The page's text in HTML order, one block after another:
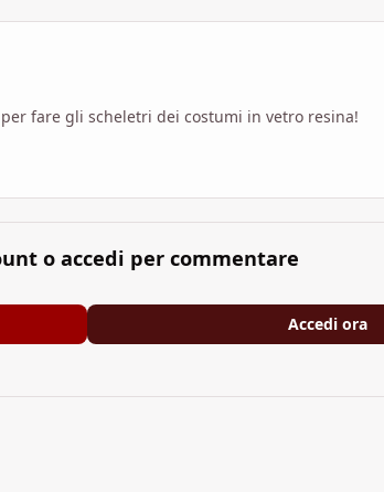
fare gli scheletri dei costumi in vetro resina!
o accedi per commentare
Accedi ora